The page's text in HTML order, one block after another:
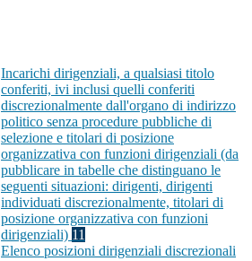
Incarichi dirigenziali, a qualsiasi titolo
conferiti, ivi inclusi quelli conferiti
discrezionalmente dall'organo di indirizzo
politico senza procedure pubbliche di
selezione e titolari di posizione
organizzativa con funzioni dirigenziali (da
pubblicare in tabelle che distinguano le
seguenti situazioni: dirigenti, dirigenti
individuati discrezionalmente, titolari di
posizione organizzativa con funzioni
dirigenziali) 11
Elenco posizioni dirigenziali discrezionali